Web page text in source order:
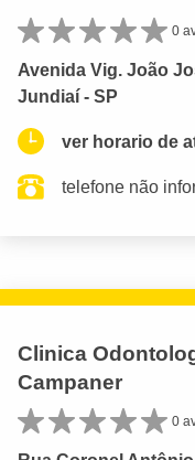
0
Avenida Vig. João
Jundiaí - SP
ver horario de
telefone não
Clinica
Campaner
0